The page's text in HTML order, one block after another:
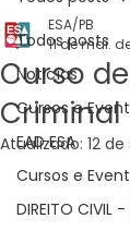
Todos posts
Noticías
Cursos e
EAD ESA
Cursos e
DIREITO CIVIL -
Curso
Criminal
ESA/PB
11 de mai.
Atualizado: 12